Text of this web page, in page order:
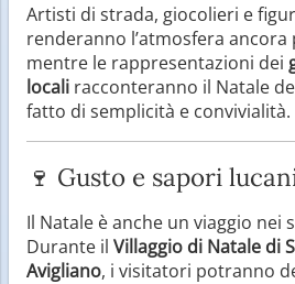
Artisti di strada, giocolieri e
renderanno l’atmosfera ancora
mentre le rappresentazioni dei
locali racconteranno il Natale
fatto di semplicità e convivialità.
🍷 Gusto e sapori
Il Natale è anche un viaggio nei
Durante il Villaggio di Natale di
Avigliano, i visitatori potranno